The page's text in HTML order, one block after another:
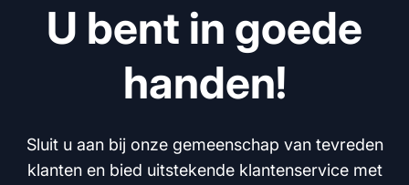
U bent in goede
handen!
Sluit u aan bij onze gemeenschap van tevreden
klanten en bied uitstekende klantenservice met